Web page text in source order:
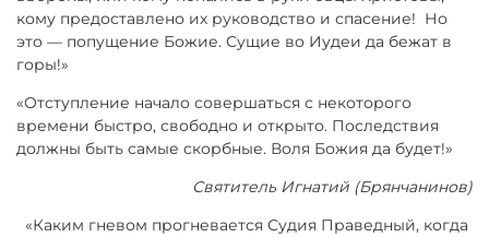
кому предоставлено их руководство и спасение! Но
это — попущение Божие. Сущие во Иудеи да бежат в
горы!»
«Отступление начало совершаться с некоторого
времени быстро, свободно и открыто. Последствия
должны быть самые скорбные. Воля Божия да будет!»
Святитель Игнатий (Брянчанинов)
«Каким гневом прогневается Судия Праведный, когда